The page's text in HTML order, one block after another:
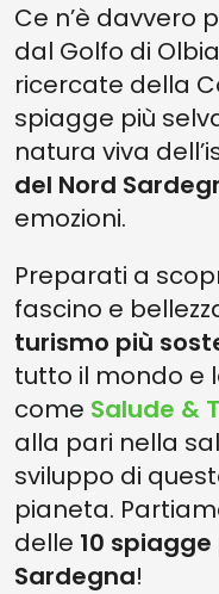
Ce n’è davvero
dal Golfo di
ricercate della
spiagge più
natura viva
del Nord
emozioni.
Preparati a
fascino e
turismo più
tutto il mondo e
come Salude &
alla pari nella
sviluppo di
pianeta.
delle 10
Sardegna!